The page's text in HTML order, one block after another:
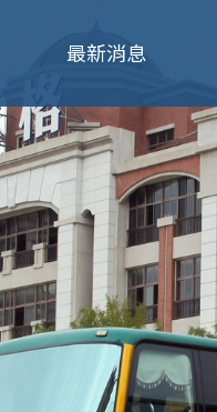
最新消息